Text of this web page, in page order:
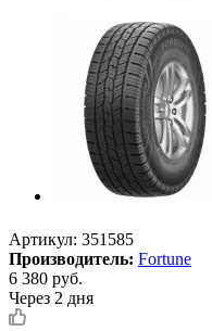
Артикул: 351585
Производитель: Fortune
6 380 руб.
Через 2 дня